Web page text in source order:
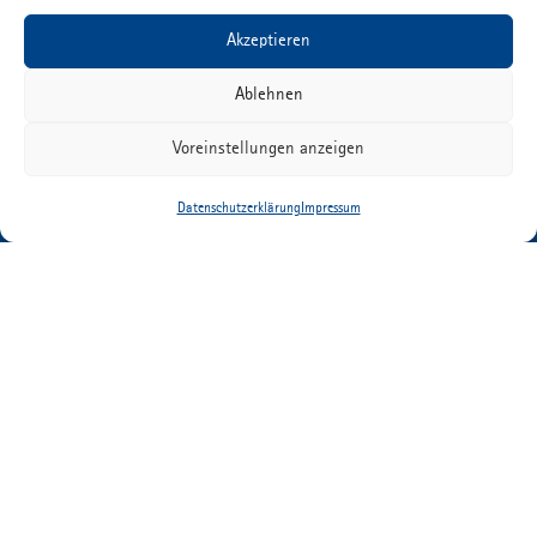
Akzeptieren
Ablehnen
Voreinstellungen anzeigen
Datenschutzerklärung Impressum
Martin-Adolff-Straße 44
+49 (0) 7347 67-0